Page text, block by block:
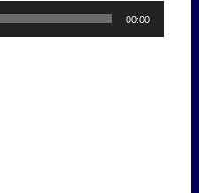
00:00